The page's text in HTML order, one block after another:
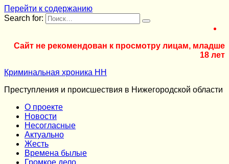
Перейти к содержанию
Search for:
Сайт не рекомендован к просмотру лицам, младше
18 лет
Криминальная хроника НН
Преступления и происшествия в Нижегородской области
О проекте
Новости
Несогласные
Актуально
Жесть
Времена былые
Громкое дело